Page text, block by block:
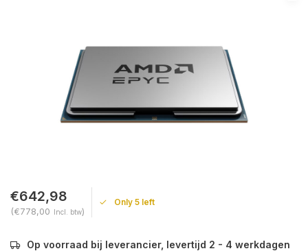
€642,98
(€778,00 Incl. btw)
Only 5 left
Op voorraad bij leverancier, levertijd 2 - 4 werkdagen